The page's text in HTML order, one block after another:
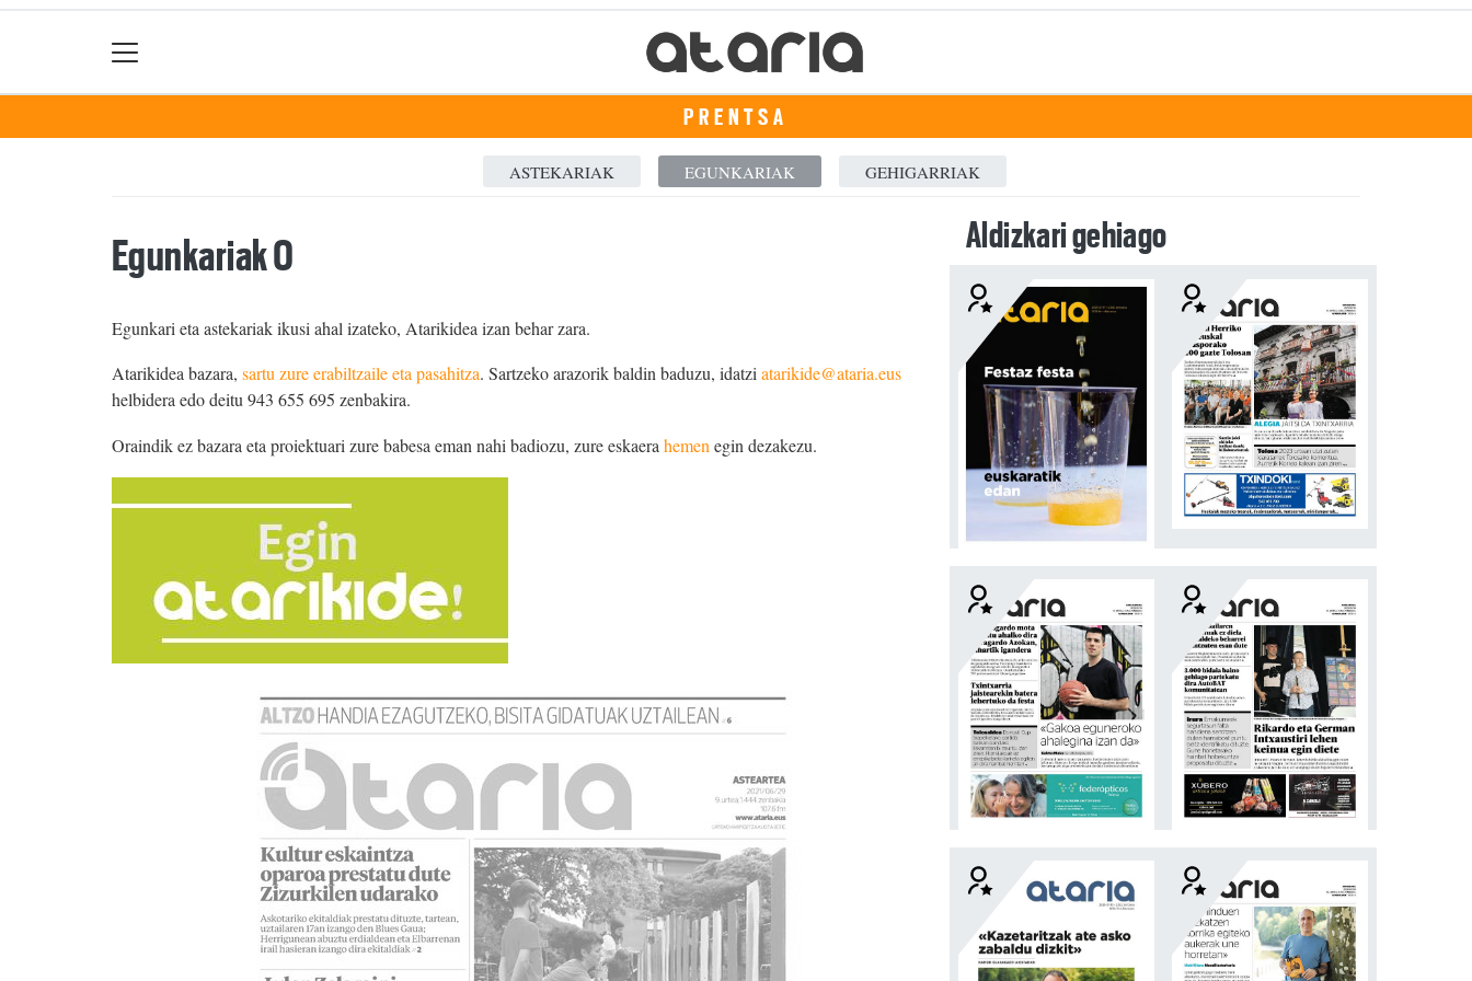
PRENTSA
ASTEKARIAK EGUNKARIAK GEHIGARRIAK
Egunkariak 0
Egunkari eta astekariak ikusi ahal izateko, Atarikidea izan behar zara.
Atarikidea bazara, sartu zure erabiltzaile eta pasahitza. Sartzeko arazorik baldin baduzu, idatziatarikide@ataria.eus
helbidera edo deitu 943 655 695 zenbakira.
Oraindik ez bazara eta proiektuari zure babesa eman nahi badiozu, zure eskaera hemen egin dezakezu.
Aldizkari gehiago